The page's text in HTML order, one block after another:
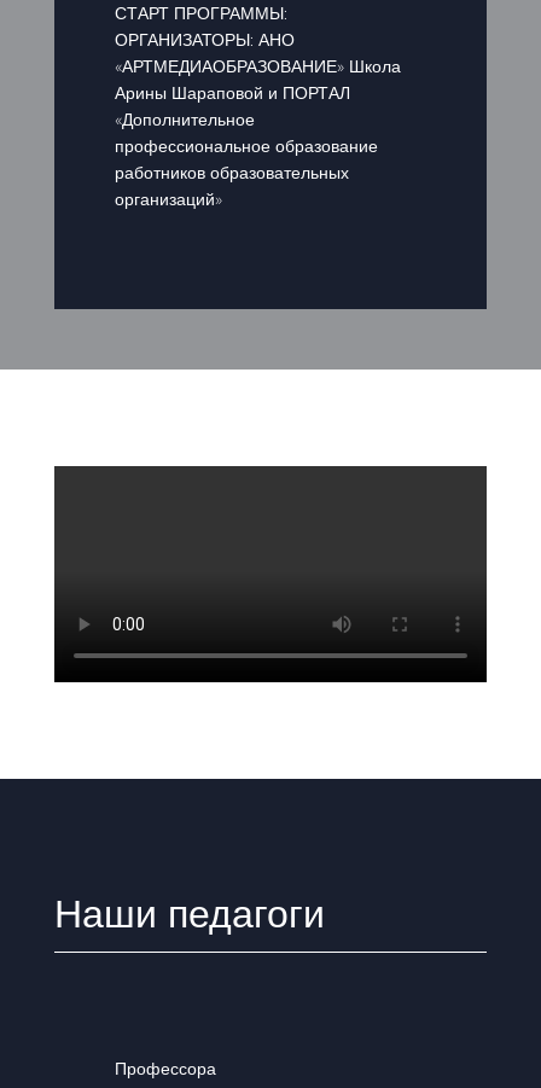
СТАРТ ПРОГРАММЫ:
ОРГАНИЗАТОРЫ: АНО
«АРТМЕДИАОБРАЗОВАНИЕ» Школа
Арины Шараповой и ПОРТАЛ
«Дополнительное
профессиональное образование
работников образовательных
организаций»
Наши педагоги
Профессора